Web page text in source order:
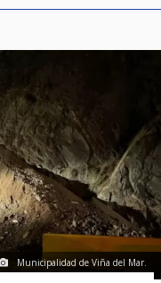
Municipalidad de Viña del Mar.